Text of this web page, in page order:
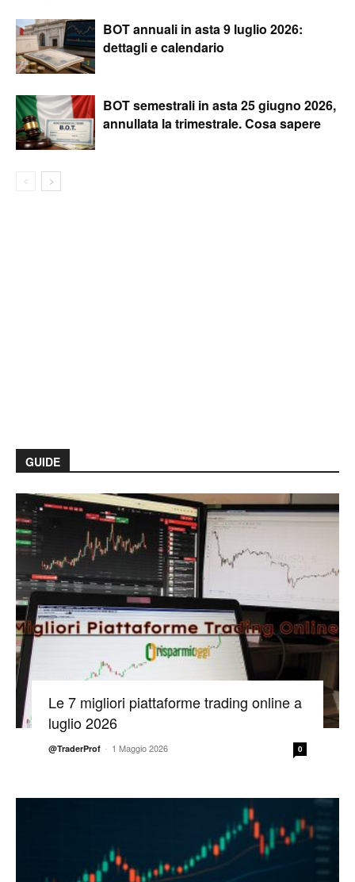
BOT annuali in asta 9 luglio 2026:
dettagli e calendario
BOT semestrali in asta 25 giugno 2026,
annullata la trimestrale. Cosa sapere
GUIDE
Le 7 migliori piattaforme trading online a
luglio 2026
@TraderProf - 1 Maggio 2026 0